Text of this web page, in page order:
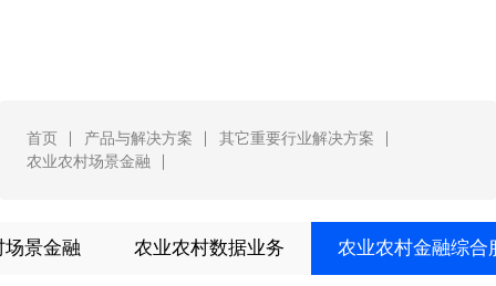
首页 产品与解决方案
其它重要行业解决方案
农业农村场景金融
场景金融 农业农村数据业务 农业农村金融综合